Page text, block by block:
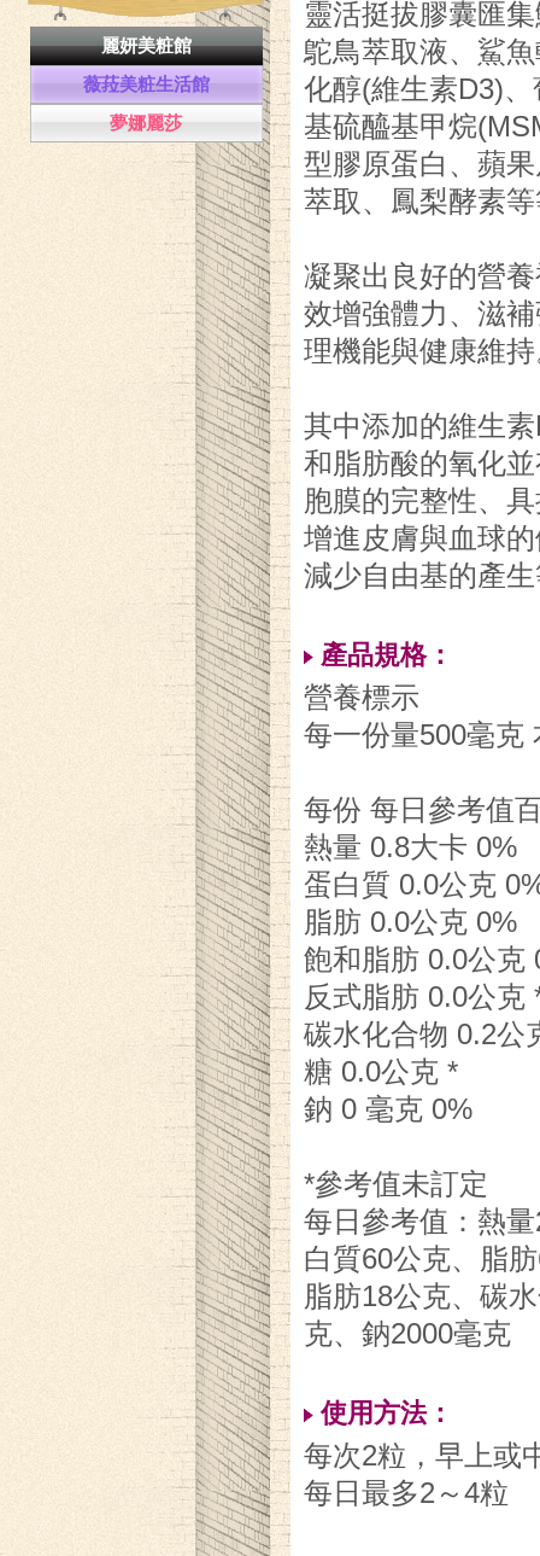
靈活挺拔膠囊匯
鴕鳥萃取液、鯊
化醇(維生素D3)
基硫醯基甲烷
型膠原蛋白、蘋
萃取、鳳梨酵素
凝聚出良好的營
效增強體力、滋
理機能與健康維
其中添加的維生
和脂肪酸的氧化
胞膜的完整性、
增進皮膚與血球
減少自由基的產
產品規格：
營養標示
每一份量500毫克
每份 每日參考值
熱量 0.8大卡 0%
蛋白質 0.0公克
脂肪 0.0公克 0%
飽和脂肪 0.0公克
反式脂肪 0.0公克
碳水化合物 0.2公
糖 0.0公克 *
鈉 0 毫克 0%
*參考值未訂定
每日參考值：熱
白質60公克、脂
脂肪18公克、碳
克、鈉2000毫克
使用方法：
每次2粒，早上或
每日最多2～4粒
麗妍美粧館
薇菈美粧生活館
夢娜麗莎